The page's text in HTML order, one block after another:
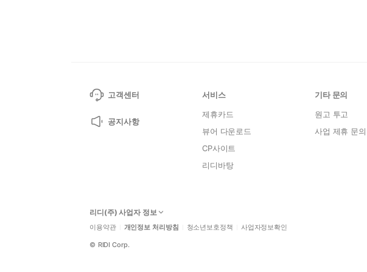
고객센터
공지사항
서비스
제휴카드
뷰어 다운로드
CP사이트
리디바탕
기타 문의
원고 투고
사업 제휴 문의
리디(주) 사업자 정보
이용약관 개인정보 처리방침 청소년보호정책 사업자정보확인
© RIDI Corp.